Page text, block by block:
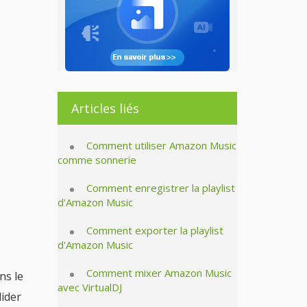
le
Articles liés
Comment utiliser Amazon Music
comme sonnerie
Comment enregistrer la playlist
d'Amazon Music
Comment exporter la playlist
d'Amazon Music
Comment mixer Amazon Music
avec VirtualDJ